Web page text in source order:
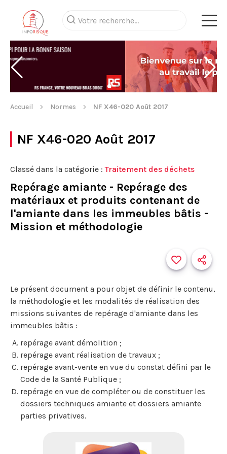
Accueil Normes NF X46-020 Août 2017
NF X46-020 Août 2017
Classé dans la catégorie :Traitement des déchets
Repérage amiante - Repérage des
matériaux et produits contenant de
l'amiante dans les immeubles bâtis -
Mission et méthodologie
Le présent document a pour objet de définir le contenu,
la méthodologie et les modalités de réalisation des
missions suivantes de repérage d'amiante dans les
immeubles bâtis :
repérage avant démolition ;
repérage avant réalisation de travaux ;
repérage avant-vente en vue du constat défini par le
Code de la Santé Publique ;
repérage en vue de compléter ou de constituer les
dossiers techniques amiante et dossiers amiante
parties privatives.